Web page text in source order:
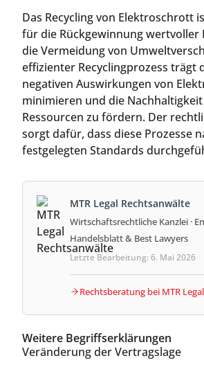
Das Recycling von Elektroschrott
für die Rückgewinnung wertvoller
die Vermeidung von
effizienter Recyclingprozess trägt
negativen Auswirkungen von
minimieren und die
Ressourcen zu fördern. Der
sorgt dafür, dass diese Prozesse
festgelegten Standards
MTR Legal Rechtsanwälte
Wirtschaftsrechtliche Kanzlei ·
Handelsblatt & Best Lawyers
Letzte Bearbeitung: 6. Mai 2026
Rechtsberatung bei MTR
Weitere Begriffserklärungen
Veränderung der Vertragslage